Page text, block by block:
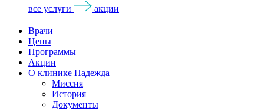
все услуги
акции
Врачи
Цены
Программы
Акции
О клинике Надежда
Миссия
История
Документы